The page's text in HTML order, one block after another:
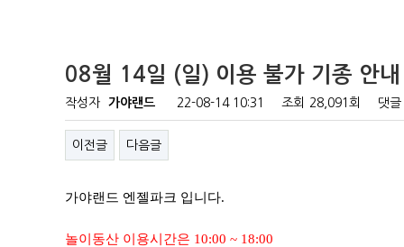
08월 14일 (일) 이용 불가 기종 안내
작성자 가야랜드 22-08-14 10:31 조회 28,091회 댓글
이전글 다음글
가야랜드 엔젤파크 입니다.
놀이동산 이용시간은 10:00 ~ 18:00